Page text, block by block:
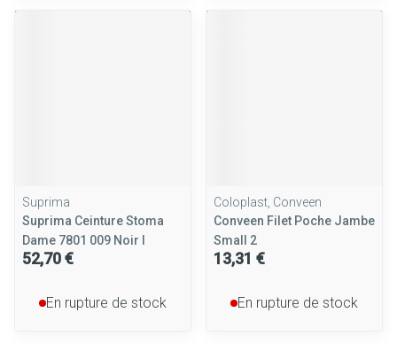
Suprima
Suprima Ceinture Stoma
Dame 7801 009 Noir l
52,70 €
En rupture de stock
Coloplast, Conveen
Conveen Filet Poche Jambe
Small 2
13,31 €
En rupture de stock